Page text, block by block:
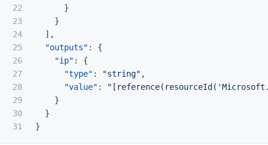
22
23
24
25
26
27
28
29
30
}
}
],
"outputs" :
{
"ip" :
{
"type" : "string" ,
"value" :
}
}
}